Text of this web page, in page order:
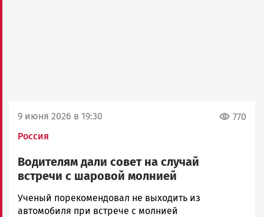
9 июня 2026 в 19:30
Россия
770
Водителям дали совет на случай
встречи с шаровой молнией
Юрий
Каулио
Ученый порекомендовал не выходить из
автомобиля при встрече с молнией